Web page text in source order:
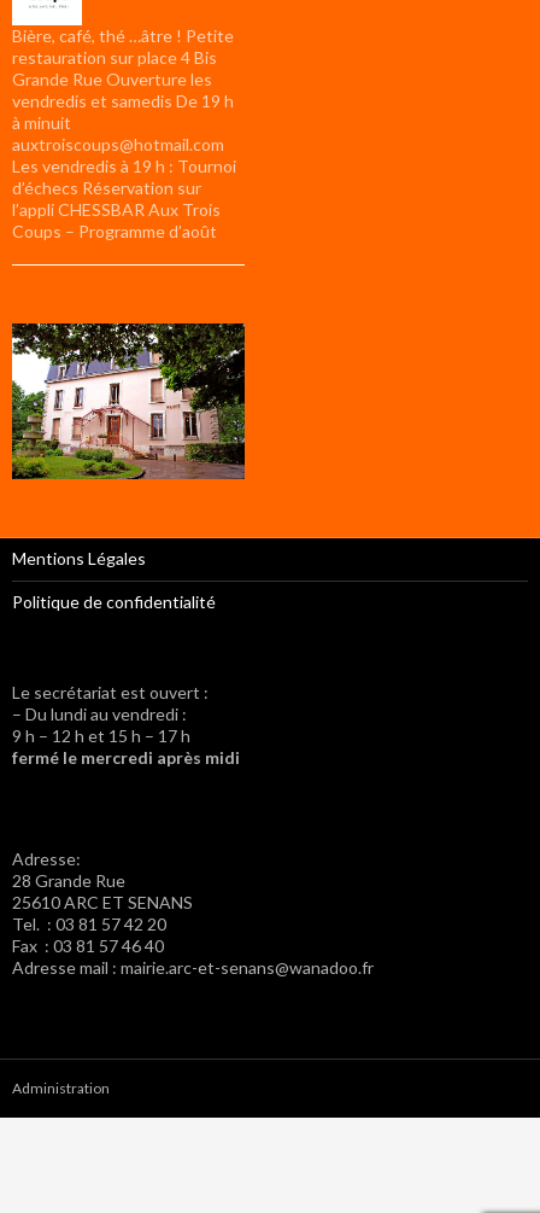
Bière, café, thé …âtre ! Petite
restauration sur place 4 Bis
Grande Rue Ouverture les
vendredis et samedis De 19 h
à minuit
auxtroiscoups@hotmail.com
Les vendredis à 19 h : Tournoi
d’échecs Réservation sur
l’appli CHESSBAR Aux Trois
Coups – Programme d’août
Mentions Légales
Politique de confidentialité
Le secrétariat est ouvert :
– Du lundi au vendredi :
9 h – 12 h et 15 h – 17 h
fermé le mercredi après midi
Adresse:
28 Grande Rue
25610 ARC ET SENANS
Tel. : 03 81 57 42 20
Fax : 03 81 57 46 40
Adresse mail : mairie.arc-et-senans@wanadoo.fr
Administration